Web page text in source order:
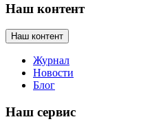
Наш контент
Наш контент
Журнал
Новости
Блог
Наш сервис